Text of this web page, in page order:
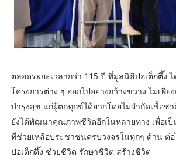
ตลอดระยะเวลากว่า 115 ปี ที่มูลนิธิป่อเต็กตึ๊ง
โครงการต่าง ๆ ออกไปอย่างกว้างขวาง ไม่เพี
บำรุงสุข แก่ผู้ตกทุกข์ได้ยากโดยไม่จำกัดเชื้อช
ยังได้พัฒนาคุณภาพชีวิตอีกในหลายทาง เพื่อเ
ที่ช่วยเหลือประชาชนครบวงจรในทุกๆ ด้าน ต่
ป่อเต็กตึ๊ง ช่วยชีวิต รักษาชีวิต สร้างชีวิต